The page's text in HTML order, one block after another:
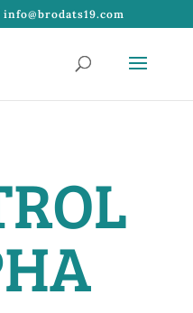
info@brodats19.com